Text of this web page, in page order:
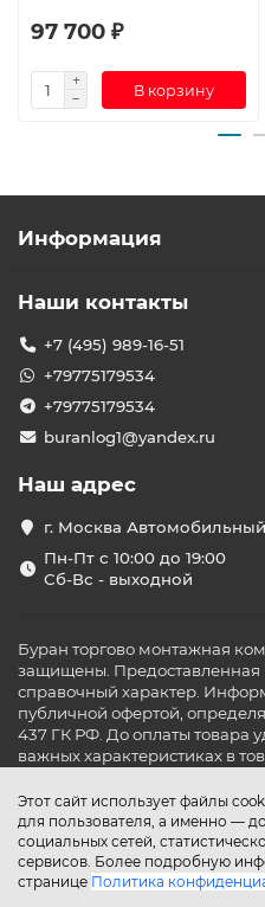
97 700 ₽
В корзину
Этот сайт использует файлы
для пользователя, а именно —
социальных сетей,
сервисов. Более подробную
странице Политика
Информация
Наши контакты
+7 (495) 989-16-51
+79775179534
+79775179534
buranlog1@yandex.ru
Наш адрес
г. Москва
Пн-Пт с 10:00 до 19:00
Сб-Вс - выходной
Буран торгово монтажная
защищены. Предоставленная
справочный характер.
публичной офертой,
437 ГК РФ. До оплаты товара
важных характеристиках в